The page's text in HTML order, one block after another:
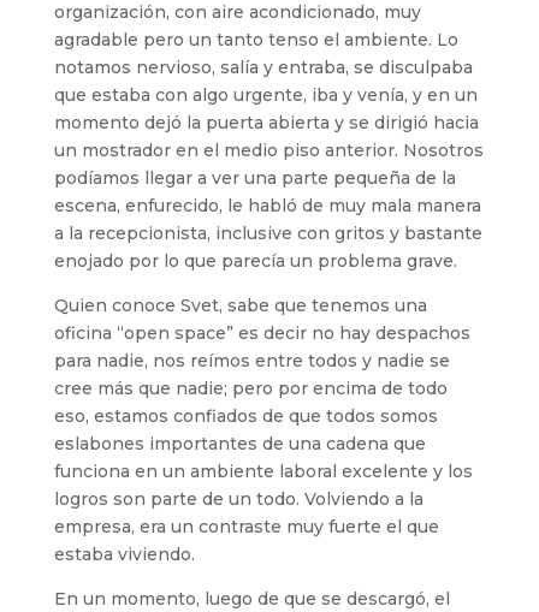
organización, con aire acondicionado, muy
agradable pero un tanto tenso el ambiente. Lo
notamos nervioso, salía y entraba, se disculpaba
que estaba con algo urgente, iba y venía, y en un
momento dejó la puerta abierta y se dirigió hacia
un mostrador en el medio piso anterior. Nosotros
podíamos llegar a ver una parte pequeña de la
escena, enfurecido, le habló de muy mala manera
a la recepcionista, inclusive con gritos y bastante
enojado por lo que parecía un problema grave.
Quien conoce Svet, sabe que tenemos una
oficina “open space” es decir no hay despachos
para nadie, nos reímos entre todos y nadie se
cree más que nadie; pero por encima de todo
eso, estamos confiados de que todos somos
eslabones importantes de una cadena que
funciona en un ambiente laboral excelente y los
logros son parte de un todo. Volviendo a la
empresa, era un contraste muy fuerte el que
estaba viviendo.
En un momento, luego de que se descargó, el